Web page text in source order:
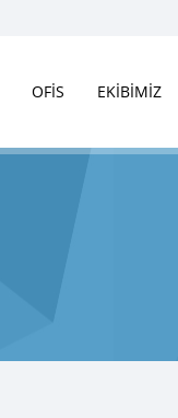
OFİS EKİBİMİZ